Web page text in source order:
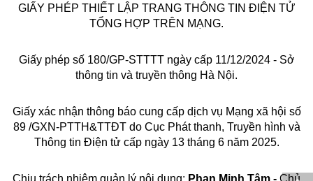
GIẤY PHÉP THIẾT LẬP TRANG THÔNG TIN ĐIỆN TỬ
TỔNG HỢP TRÊN MẠNG.
Giấy phép số 180/GP-STTTT ngày cấp 11/12/2024 - Sở
thông tin và truyền thông Hà Nội.
Giấy xác nhận thông báo cung cấp dịch vụ Mạng xã hội số
89 /GXN-PTTH&TTĐT do Cục Phát thanh, Truyền hình và
Thông tin Điện tử cấp ngày 13 tháng 6 năm 2025.
Chịu trách nhiệm quản lý nội dung: Phan Minh Tâm - Chủ